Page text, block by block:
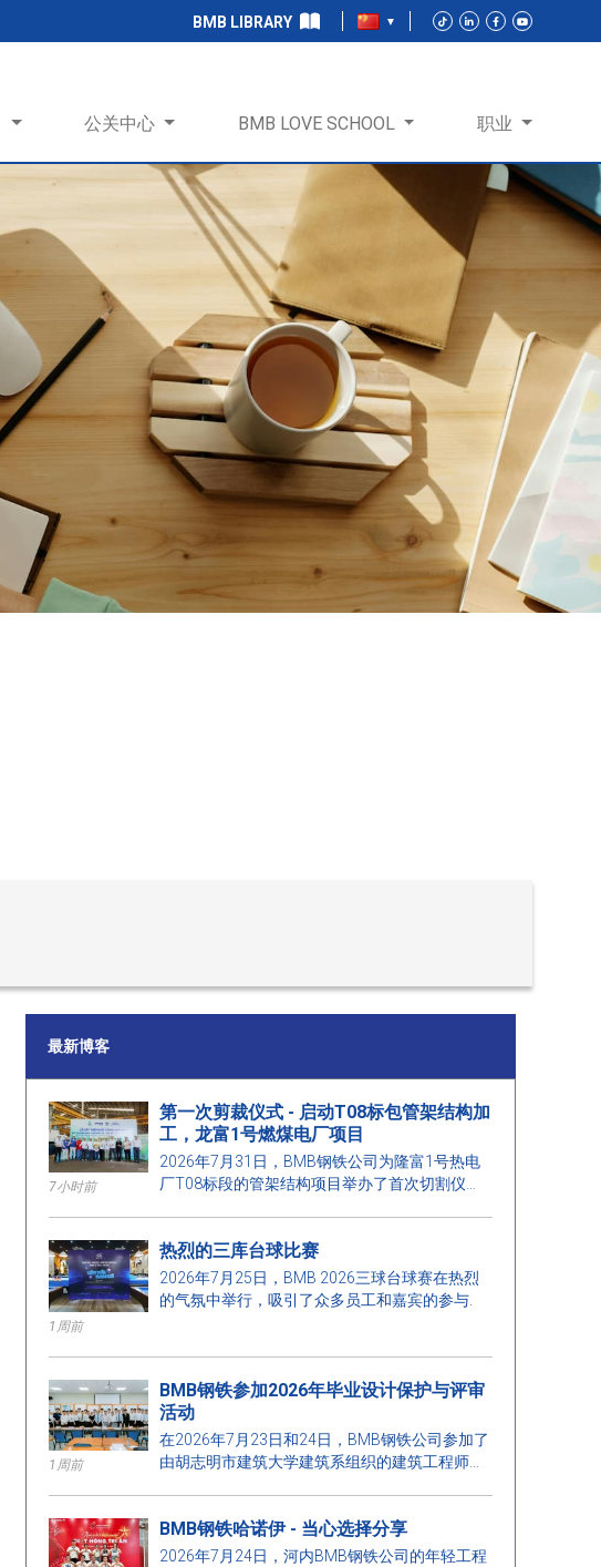
BMB LIBRARY
公关中心 BMB LOVE SCHOOL 职业
最新博客
7小时前
第一次剪裁仪式 - 启动T08标包管架结构加
工，龙富1号燃煤电厂项目
2026年7月31日，BMB钢铁公司为隆富1号热电
厂T08标段的管架结构项目举办了首次切割仪
1周前
热烈的三库台球比赛
2026年7月25日，BMB 2026三球台球赛在热烈
的气氛中举行，吸引了众多员工和嘉宾的参与.
1周前
BMB钢铁参加2026年毕业设计保护与评审
活动
在2026年7月23日和24日，BMB钢铁公司参加了
由胡志明市建筑大学建筑系组织的建筑工程师和
联系，同时提升培训质量，以满足建筑行业发展
的需求。
BMB钢铁哈诺伊 - 当心选择分享
2026年7月24日，河内BMB钢铁公司的年轻工程